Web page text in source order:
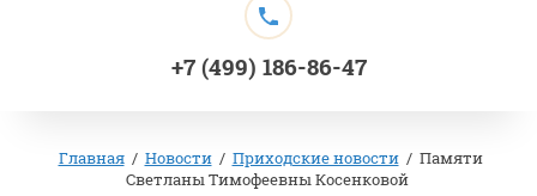
+7 (499) 186-86-47
Главная / Новости / Приходские новости / Памяти
Светланы Тимофеевны Косенковой